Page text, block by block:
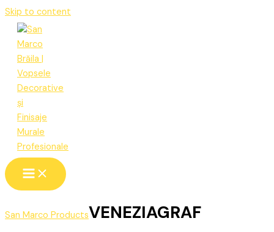
Skip to content
San Marco ProductsVENEZIAGRAF